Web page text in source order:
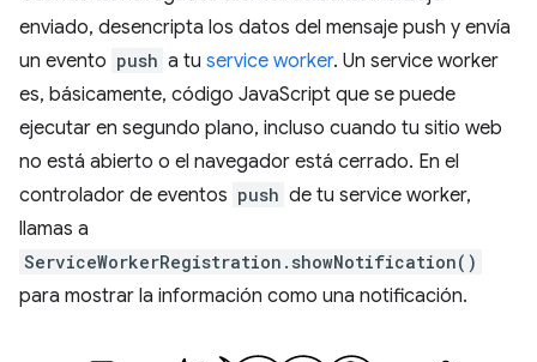
enviado, desencripta los datos del mensaje push y envía
un evento push a tu service worker. Un service worker
es, básicamente, código JavaScript que se puede
ejecutar en segundo plano, incluso cuando tu sitio web
no está abierto o el navegador está cerrado. En el
controlador de eventos push de tu service worker,
llamas a
ServiceWorkerRegistration.showNotification()
para mostrar la información como una notificación.